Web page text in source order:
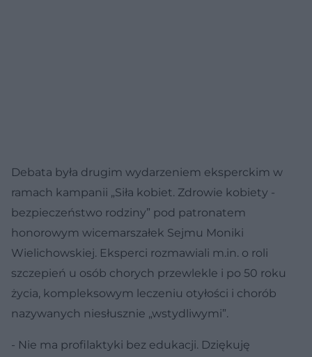
Debata była drugim wydarzeniem eksperckim w
ramach kampanii „Siła kobiet. Zdrowie kobiety -
bezpieczeństwo rodziny” pod patronatem
honorowym wicemarszałek Sejmu Moniki
Wielichowskiej. Eksperci rozmawiali m.in. o roli
szczepień u osób chorych przewlekle i po 50 roku
życia, kompleksowym leczeniu otyłości i chorób
nazywanych niesłusznie „wstydliwymi”.
- Nie ma profilaktyki bez edukacji. Dziękuję